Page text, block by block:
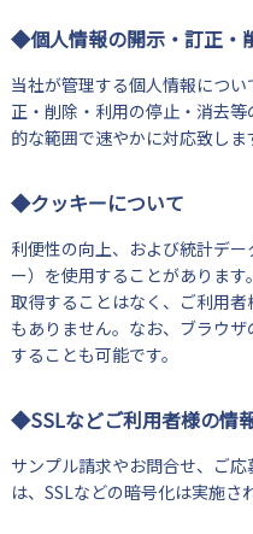
◆個人情報の開示・訂正・
当社が管理する個人情報につ
正・削除・利用の停止・消去
的な範囲で速やかに対応致しま
◆クッキーについて
利便性の向上、および統計デ
ー）を使用することがありま
取得することはなく、ご利用
もありません。なお、ブラウ
することも可能です。
◆SSLなどご利用者様の情
サンプル請求やお問合せ、ご
は、SSLなどの暗号化は実施さ